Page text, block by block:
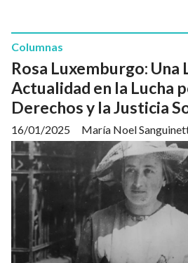
Rosa Luxemburgo: Una
Actualidad en la Lucha
Derechos y la Justicia
María Noel
Columnas
16/01/2025